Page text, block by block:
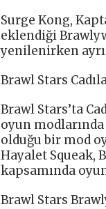
Surge Kong,
eklendiği
yenilenirken
Brawl Stars
Brawl Stars’ta
oyun
olduğu bir mod
Hayalet Squeak,
kapsamında
Brawl Stars